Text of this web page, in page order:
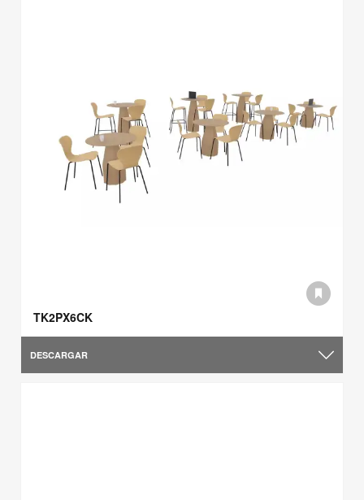
TK2PX6CK
DESCARGAR